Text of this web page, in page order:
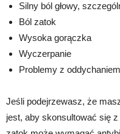
Silny ból głowy,
Ból zatok
Wysoka gorączka
Wyczerpanie
Problemy z
Jeśli podejrzewasz, że
jest, aby skonsultować się